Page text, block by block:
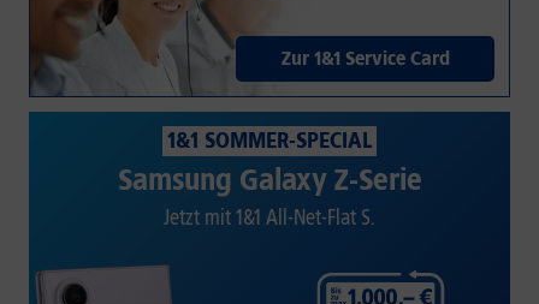
Zur 1&1 Service Card
1&1 SOMMER-SPECIAL
Samsung Galaxy Z-Serie
Jetzt mit 1&1 All-Net-Flat S.